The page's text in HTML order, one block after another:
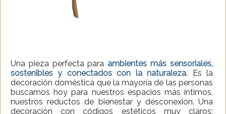
Una pieza perfecta para ambientes más sensoriales,
sostenibles y conectados con la naturaleza. Es la
decoración doméstica que la mayoría de las personas
buscamos hoy para nuestros espacios más íntimos,
nuestros reductos de bienestar y desconexión. Una
decoración con códigos estéticos muy claros: